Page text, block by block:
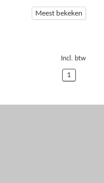
Meest bekeken
Incl. btw
1